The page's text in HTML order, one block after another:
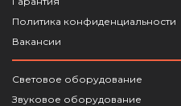
Политика конфиденциальности
Вакансии
Световое оборудование
Звуковое оборудование